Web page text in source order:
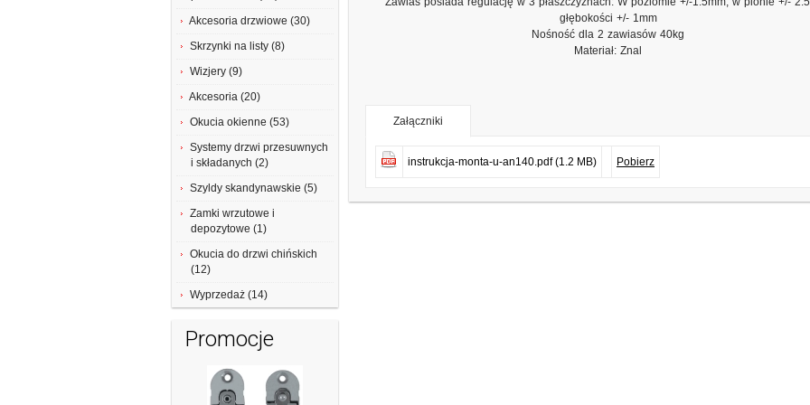
Akcesoria drzwiowe (30)
Skrzynki na listy (8)
Wizjery (9)
Akcesoria (20)
Okucia okienne (53)
Systemy drzwi przesuwnych
i składanych (2)
Szyldy skandynawskie (5)
Zamki wrzutowe i
depozytowe (1)
Okucia do drzwi chińskich
(12)
Wyprzedaż (14)
Promocje
głębokości +/- 1mm
Nośność dla 2 zawiasów 40kg
Materiał: Znal
Załączniki
instrukcja-monta-u-an140.pdf (1.2 MB) Pobierz